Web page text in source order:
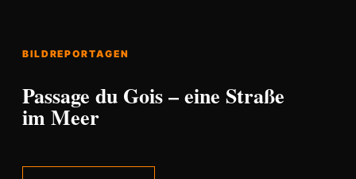
BILDREPORTAGEN
Passage du Gois – eine Straße
im Meer